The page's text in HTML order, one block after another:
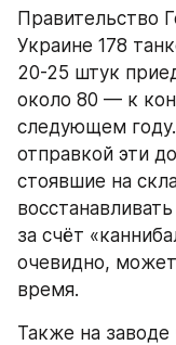
Правительство
Украине 178
20-25 штук
около 80 — к
следующем
отправкой эти
стоявшие на
за счёт
очевидно,
время.
Также на